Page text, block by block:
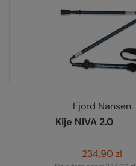
Fjord Nansen
Kije NIVA 2.0
234,90 zł